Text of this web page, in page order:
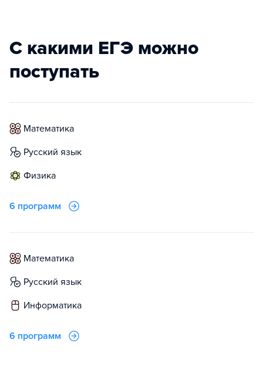
С какими ЕГЭ можно
поступать
математика
русский язык
физика
6 программ
математика
русский язык
информатика
6 программ